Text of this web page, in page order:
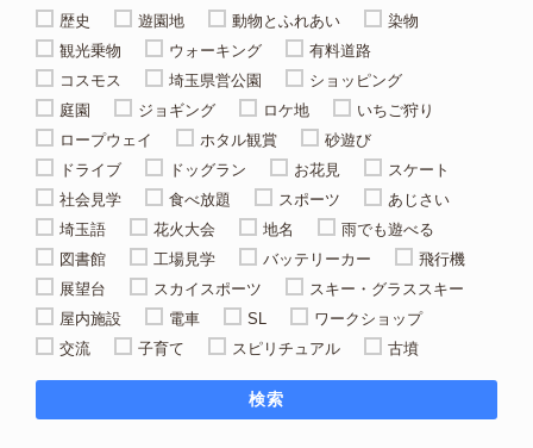
歴史
遊園地 動物とふれあい
染物
観光乗物
ウォーキング
有料道路
コスモス
埼玉県営公園
ショッピング
庭園
ジョギング ロケ地
いちご狩り
ロープウェイ
ホタル観賞
砂遊び
ドライブ
ドッグラン お花見
スケート
社会見学
食べ放題 スポーツ
あじさい
埼玉語
花火大会 地名
雨でも遊べる
図書館
工場見学 バッテリーカー
飛行機
展望台
スカイスポーツ
スキー・グラススキー
屋内施設
電車 SL
ワークショップ
交流
子育て スピリチュアル 古墳
検索